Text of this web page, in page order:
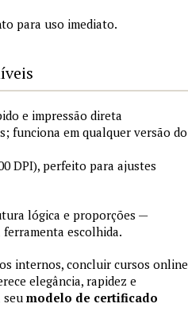
para uso imediato.
e impressão direta
funciona em qualquer versão do
DPI), perfeito para ajustes
lógica e proporções —
escolhida.
internos, concluir cursos online
elegância, rapidez e
seu modelo de certificado